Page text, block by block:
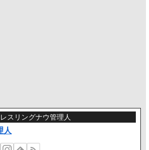
レスリングナウ管理人
人